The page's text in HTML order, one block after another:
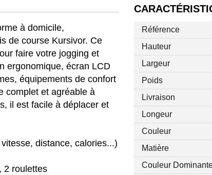
à domicile,
de course Kursivor. Ce
faire votre jogging et
ergonomique, écran LCD
équipements de confort
complet et agréable à
il est facile à déplacer et
distance, calories...)
2 roulettes
Référence
Hauteur
Largeur
Poids
Livraison
Longeur
Couleur
Matière
Couleur